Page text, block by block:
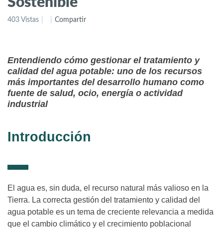
403 Vistas Compartir
Entendiendo cómo gestionar el tratamiento y
calidad del agua potable: uno de los recursos
más importantes del desarrollo humano como
fuente de salud, ocio, energía o actividad
industrial
Introducción
El agua es, sin duda, el recurso natural más valioso en la
Tierra. La correcta gestión del tratamiento y calidad del
agua potable es un tema de creciente relevancia a medida
que el cambio climático y el crecimiento poblacional